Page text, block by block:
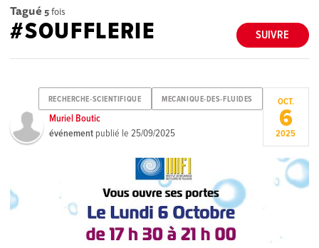
Tagué 5fois
SUIVRE
#SOUFFLERIE
RECHERCHE-SCIENTIFIQUE MECANIQUE-DES-FLUIDES
Muriel Boutic
événement publié le25/09/2025
OCT.
6
2025